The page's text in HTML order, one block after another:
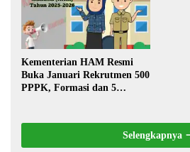
Kementerian HAM Resmi
Buka Januari Rekrutmen 500
PPPK, Formasi dan 5
Selengkapnya